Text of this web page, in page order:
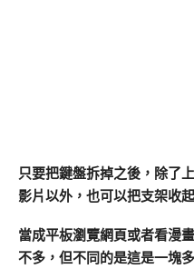
只要把鍵盤拆掉之後，除了
影片以外，也可以把支架收
當成平板瀏覽網頁或者看漫
不多，但不同的是這是一塊